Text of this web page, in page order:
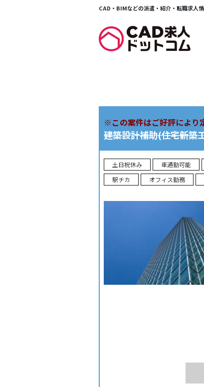
CAD・BIMなどの派遣・紹介・転職求人
※この案件はご好評により
建築設計補助(住宅新築
土日祝休み 車通勤可能
駅チカ
オフィス勤務